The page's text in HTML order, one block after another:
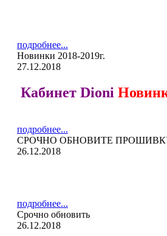
подробнее...
Новинки 2018-2019г.
27.12.2018
Кабинет Dioni
подробнее...
СРОЧНО ОБНОВИТЕ
26.12.2018
подробнее...
Срочно обновить
26.12.2018